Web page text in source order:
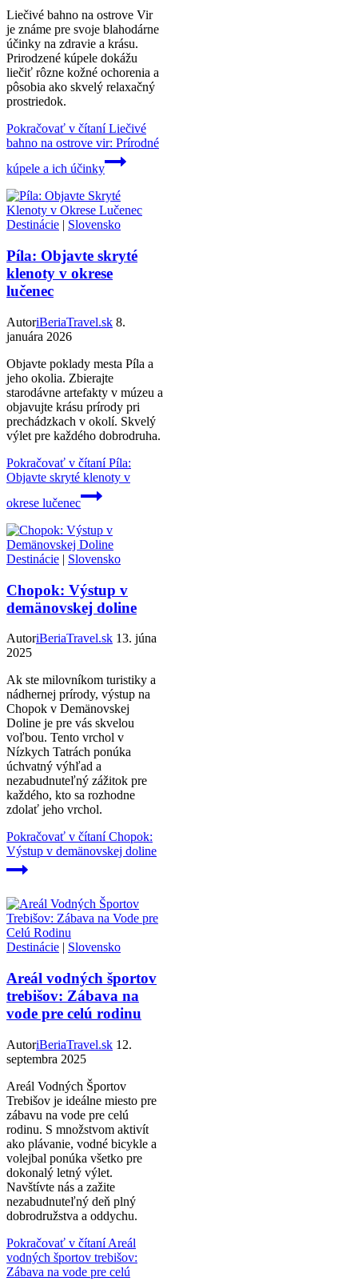
Liečivé bahno na ostrove Vir
je známe pre svoje blahodárne
účinky na zdravie a krásu.
Prirodzené kúpele dokážu
liečiť rôzne kožné ochorenia a
pôsobia ako skvelý relaxačný
prostriedok.
Pokračovať v čítaníLiečivé
bahno na ostrove vir: Prírodné
kúpele a ich účinky
Destinácie | Slovensko
Píla: Objavte skryté
klenoty v okrese
lučenec
AutoriBeriaTravel.sk 8.
januára 2026
Objavte poklady mesta Píla a
jeho okolia. Zbierajte
starodávne artefakty v múzeu a
objavujte krásu prírody pri
prechádzkach v okolí. Skvelý
výlet pre každého dobrodruha.
Pokračovať v čítaníPíla:
Objavte skryté klenoty v
okrese lučenec
Destinácie | Slovensko
Chopok: Výstup v
demänovskej doline
AutoriBeriaTravel.sk 13. júna
2025
Ak ste milovníkom turistiky a
nádhernej prírody, výstup na
Chopok v Demänovskej
Doline je pre vás skvelou
voľbou. Tento vrchol v
Nízkych Tatrách ponúka
úchvatný výhľad a
nezabudnuteľný zážitok pre
každého, kto sa rozhodne
zdolať jeho vrchol.
Pokračovať v čítaníChopok:
Výstup v demänovskej doline
Destinácie | Slovensko
Areál vodných športov
trebišov: Zábava na
vode pre celú rodinu
AutoriBeriaTravel.sk 12.
septembra 2025
Areál Vodných Športov
Trebišov je ideálne miesto pre
zábavu na vode pre celú
rodinu. S množstvom aktivít
ako plávanie, vodné bicykle a
volejbal ponúka všetko pre
dokonalý letný výlet.
Navštívte nás a zažite
nezabudnuteľný deň plný
dobrodružstva a oddychu.
Pokračovať v čítaníAreál
vodných športov trebišov:
Zábava na vode pre celú